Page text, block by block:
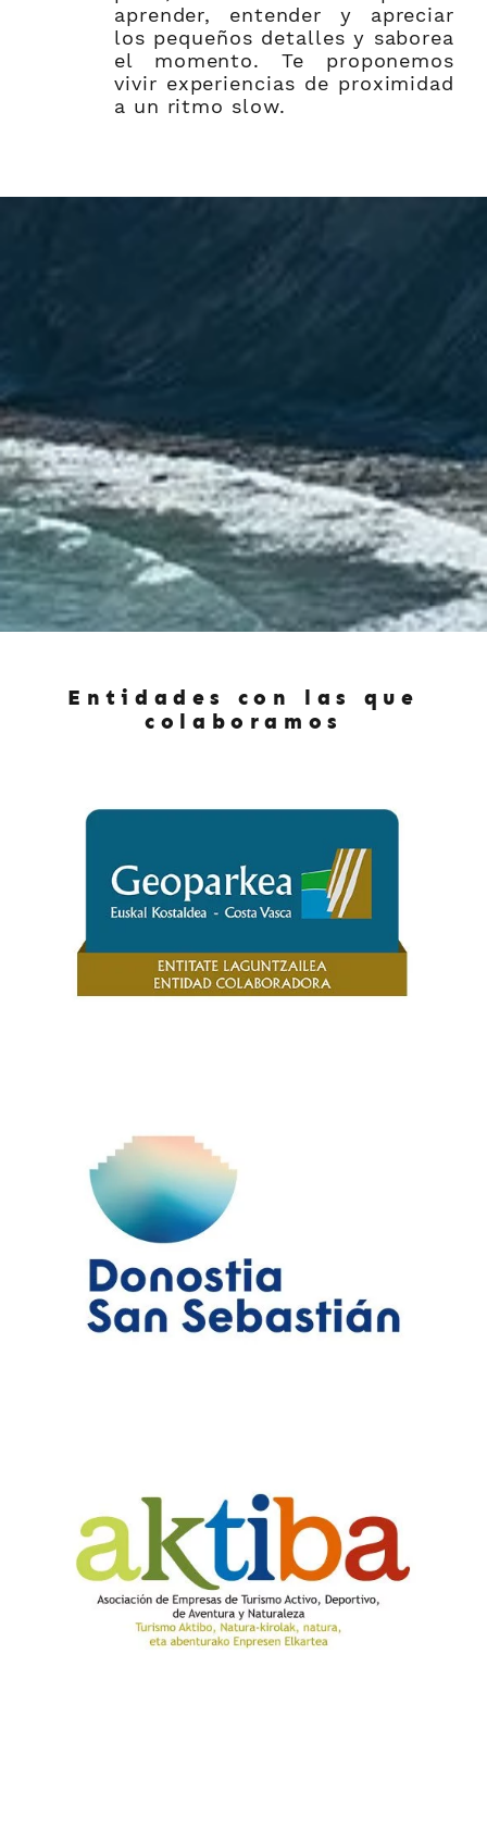
aprender, entender y apreciar
los pequeños detalles y saborea
el momento.Te proponemos
vivir experiencias de proximidad
a un ritmo slow.
Entidades con las que
colaboramos